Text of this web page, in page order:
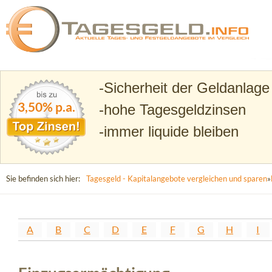
Tagesgeld.info – Tagesgeldkonten vergleichen und
3,50% p.a.
Sicherheit der Geldanlage
hohe Tagesgeldzinsen
immer liquide bleiben
Sie befinden sich hier: Tagesgeld - Kapitalangebote vergleichen und sparen»
A B C D E F G H I